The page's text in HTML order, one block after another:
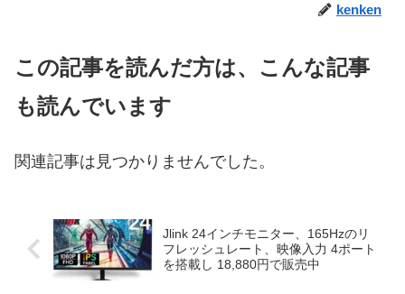
kenken
この記事を読んだ方は、こんな記事
も読んでいます
関連記事は見つかりませんでした。
Jlink 24インチモニター、165Hzのリ
フレッシュレート、映像入力 4ポート
を搭載し 18,880円で販売中